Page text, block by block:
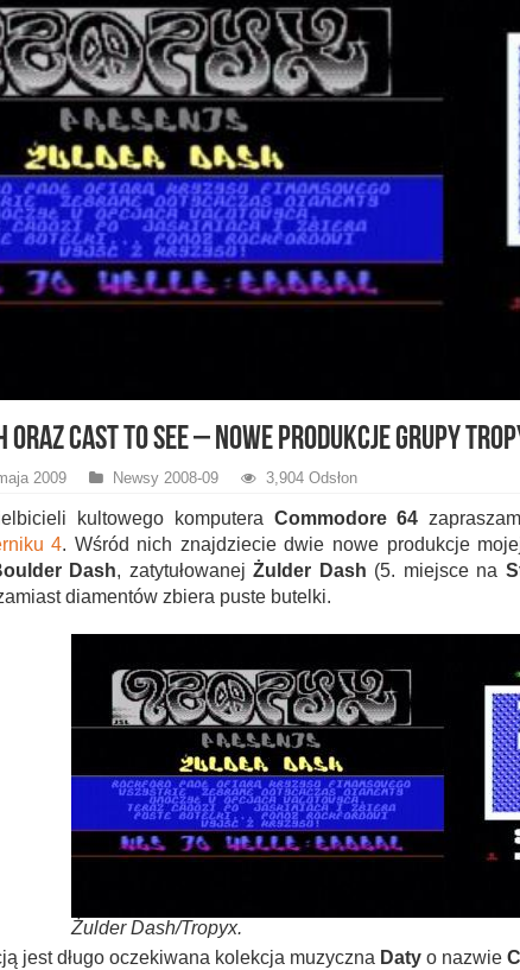
oraz Cast To See – nowe produkcje grupy
2009 Newsy 2008-09 3,904 Odsłon
kultowego komputera Commodore 64
4. Wśród nich znajdziecie dwie nowe produkcje
Dash, zatytułowanej Żulder Dash (5. miejsce na
diamentów zbiera puste butelki.
Żulder Dash/Tropyx.
jest długo oczekiwana kolekcja muzyczna Datyo nazwie